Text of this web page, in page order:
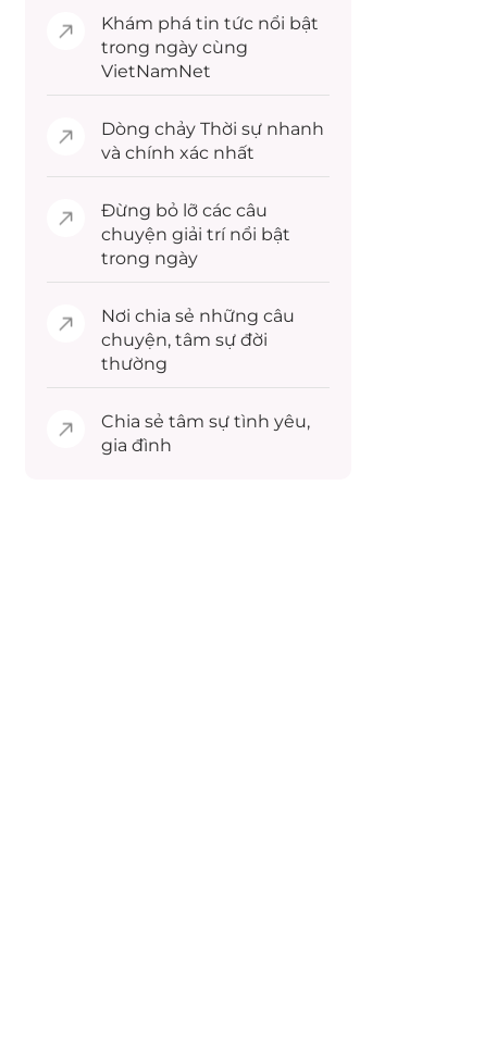
Khám phá tin tức nổi bật
trong ngày cùng
VietNamNet
Dòng chảy Thời sự nhanh
và chính xác nhất
Đừng bỏ lỡ các câu
chuyện giải trínổi bật
trong ngày
Nơi chia sẻ những câu
chuyện, tâm sự đời
thường
Chia sẻ tâm sự tình yêu,
gia đình